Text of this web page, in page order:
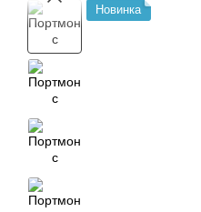
Новинка